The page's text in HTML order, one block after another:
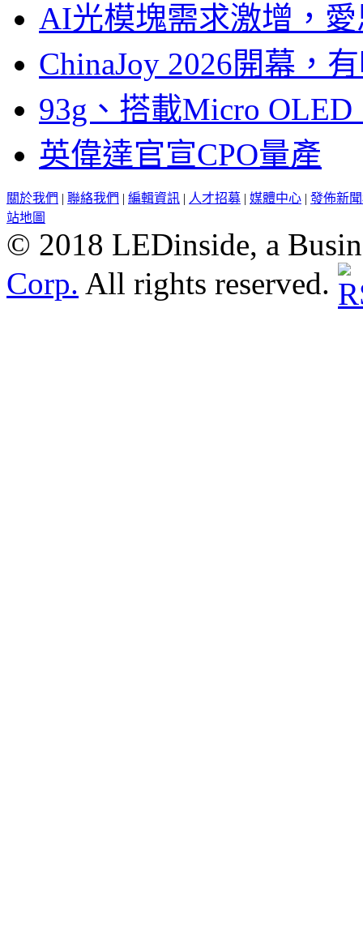
AI光模塊需求激增，
ChinaJoy 2026開幕，
93g、搭載Micro
英偉達官宣CPO量產
關於我們 | 聯絡我們 | 編輯資訊 | 人才招募 | 媒體中心 | 發佈新
站地圖
© 2018 LEDinside, a
Corp. All rights reserved.